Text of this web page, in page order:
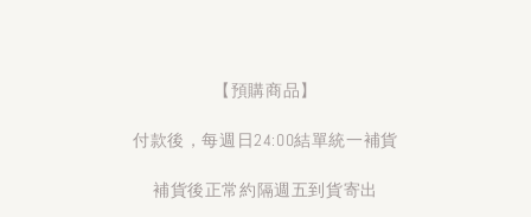
【預購商品】
付款後，每週日24:00結單統一補貨
補貨後正常約隔週五到貨寄出